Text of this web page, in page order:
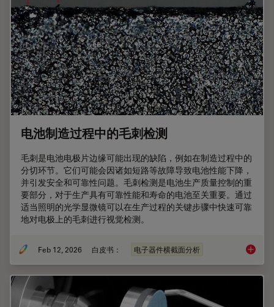
电池制造过程中的毛刺检测
毛刺是电池电极片边缘可能出现的缺陷，例如在制造过程中的
分切环节。它们可能会因诸如短路等故障导致电池性能下降，
并引发安全和可靠性问题。毛刺检测是电池生产质量控制的重
要部分，对于生产具有可靠性能和寿命的电池至关重要。通过
适当照明的光学显微镜可以在生产过程的关键步骤中快速可靠
地对电极上的毛刺进行视觉检测。
Feb 12, 2026 白皮书： 电子器件横截面分析 电池制